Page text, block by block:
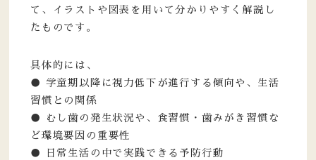
て、イラストや図表を用いて分かりやすく解説し
たものです。
具体的には、
● 学童期以降に視力低下が進行する傾向や、生活
習慣との関係
● むし歯の発生状況や、食習慣・歯みがき習慣な
ど環境要因の重要性
● 日常生活の中で実践できる予防行動